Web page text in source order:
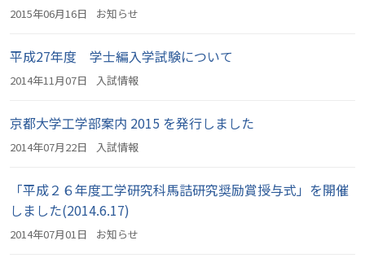
2015年06月16日 お知らせ
平成27年度 学士編入学試験について
2014年11月07日 入試情報
京都大学工学部案内 2015 を発行しました
2014年07月22日 入試情報
「平成２６年度工学研究科馬詰研究奨励賞授与式」を開催
しました(2014.6.17)
2014年07月01日 お知らせ